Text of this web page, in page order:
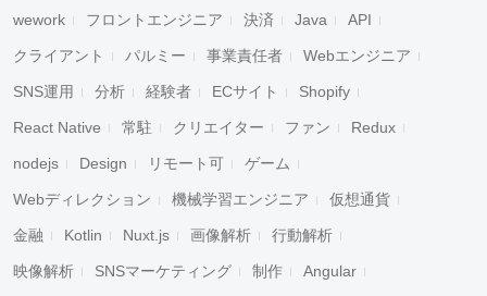
wework フロントエンジニア 決済 Java API
クライアント パルミー 事業責任者 Webエンジニア
SNS運用 分析 経験者 ECサイト Shopify
React Native 常駐 クリエイター ファン Redux
nodejs Design リモート可 ゲーム
Webディレクション 機械学習エンジニア 仮想通貨
金融 Kotlin Nuxt.js 画像解析 行動解析
映像解析 SNSマーケティング 制作 Angular